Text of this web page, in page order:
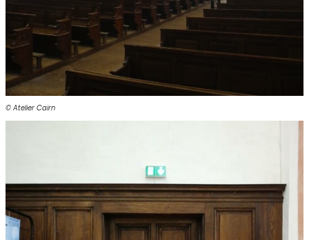
© Atelier Cairn